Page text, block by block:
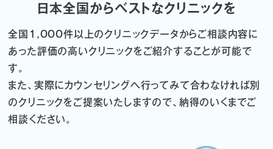
日本全国からベストなクリニックを
全国1,000件以上のクリニックデータからご相談内容に
あった評価の高いクリニックをご紹介することが可能で
す。
また、実際にカウンセリングへ行ってみて合わなければ別
のクリニックをご提案いたしますので、納得のいくまでご
相談ください。